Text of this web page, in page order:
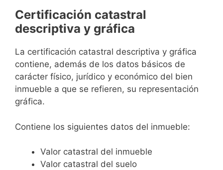
Certificación catastral
descriptiva y gráfica
La certificación catastral descriptiva y gráfica
contiene, además de los datos básicos de
carácter físico, jurídico y económico del bien
inmueble a que se refieren, su representación
gráfica.
Contiene los siguientes datos del inmueble:
Valor catastral del inmueble
Valor catastral del suelo